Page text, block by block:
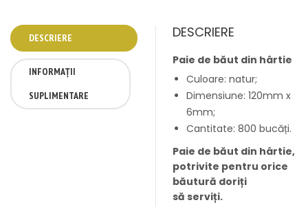
DESCRIERE
INFORMAȚII
SUPLIMENTARE
DESCRIERE
Paie de băut din hârtie
Culoare: natur;
Dimensiune: 120mm x
6mm;
Cantitate: 800 bucăți.
Paie de băut din hârtie,
potrivite pentru orice
băutură doriți
să serviți.